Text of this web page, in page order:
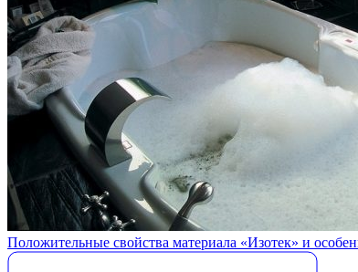
Положительные свойства материала «Изотек» и